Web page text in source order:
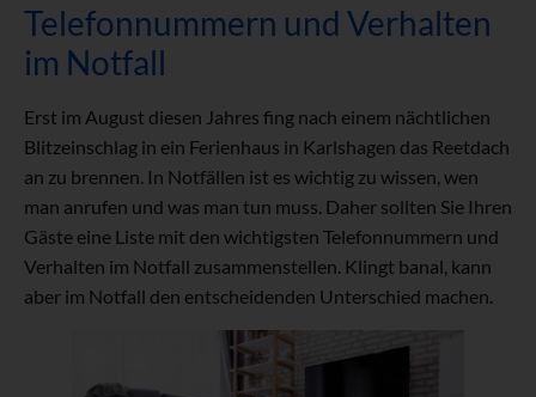
Telefonnummern und Verhalten
im Notfall
Erst im August diesen Jahres fing nach einem nächtlichen
Blitzeinschlag in ein Ferienhaus in Karlshagen das Reetdach
an zu brennen. In Notfällen ist es wichtig zu wissen, wen
man anrufen und was man tun muss. Daher sollten Sie Ihren
Gäste eine Liste mit den wichtigsten Telefonnummern und
Verhalten im Notfall zusammenstellen. Klingt banal, kann
aber im Notfall den entscheidenden Unterschied machen.